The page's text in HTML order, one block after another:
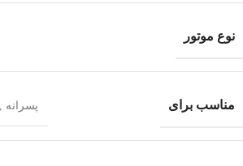
نوع موتور
مناسب برای پسرانه ,